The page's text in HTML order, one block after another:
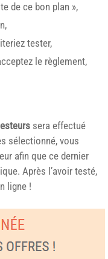
de ce bon plan »,
tester,
le règlement,
sera effectué
sélectionné, vous
afin que ce dernier
Après l’avoir testé,
ligne !